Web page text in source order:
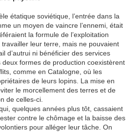
étatique soviétique, l’entrée dans la
un moyen de vaincre l’ennemi, était
la formule de l’exploitation
leur terre, mais ne pouvaient
d’autrui ni bénéficier des services
deux formes de production coexistèrent
comme en Catalogne, où les
de leurs lopins. La mise en
le morcellement des terres et de
de celles-ci.
quelques années plus tôt, cassaient
contre le chômage et la baisse des
pour alléger leur tâche. On